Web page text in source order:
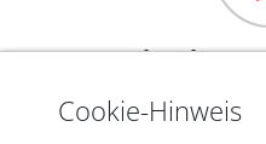
Mehr als 10
In den Kfz-
Cookie-Hinweis